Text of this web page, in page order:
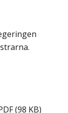
(98 KB)